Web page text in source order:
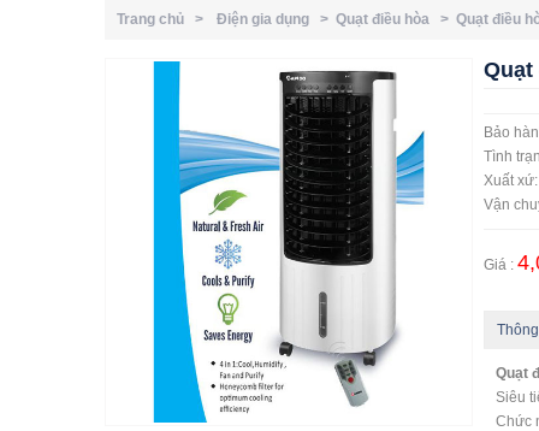
Trang chủ > Điện gia dụng > Quạt điều hòa > Quạt điều
Quạt
Bảo
Tình
Xuất
Vận
Giá :
Quạt
Siêu
Chức